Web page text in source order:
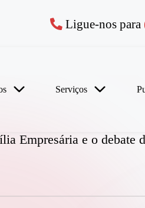
Ligue-nos para
Serviços
Empresária e o debate